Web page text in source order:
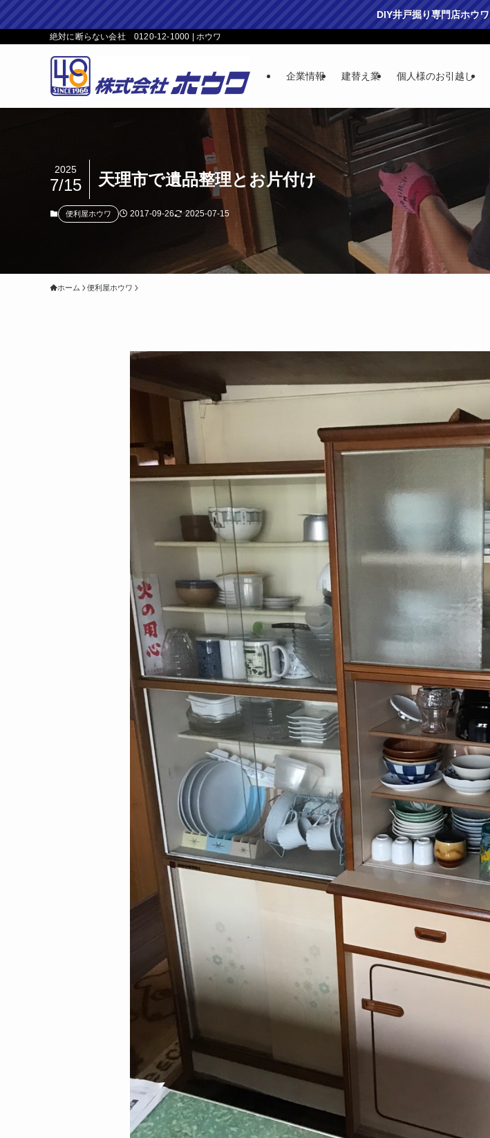
DIY井戸掘り専門店ホウワ
絶対に断らない会社 0120-12-1000 | ホウワ
企業情報 建替え業 個人様のお引越し
天理市で遺品整理とお片付け
2025
7/15
便利屋ホウワ 2017-09-26 2025-07-15
ホーム 便利屋ホウワ